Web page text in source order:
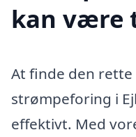
kan være
At finde den
strømpeforing i
effektivt. Med